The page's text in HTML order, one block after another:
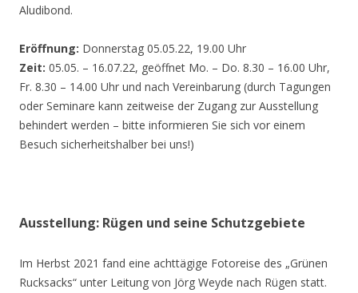
Aludibond.
Eröffnung: Donnerstag 05.05.22, 19.00 Uhr
Zeit: 05.05. – 16.07.22, geöffnet Mo. – Do. 8.30 – 16.00 Uhr,
Fr. 8.30 – 14.00 Uhr und nach Vereinbarung (durch Tagungen
oder Seminare kann zeitweise der Zugang zur Ausstellung
behindert werden – bitte informieren Sie sich vor einem
Besuch sicherheitshalber bei uns!)
Ausstellung: Rügen und seine Schutzgebiete
Im Herbst 2021 fand eine achttägige Fotoreise des „Grünen
Rucksacks“ unter Leitung von Jörg Weyde nach Rügen statt.